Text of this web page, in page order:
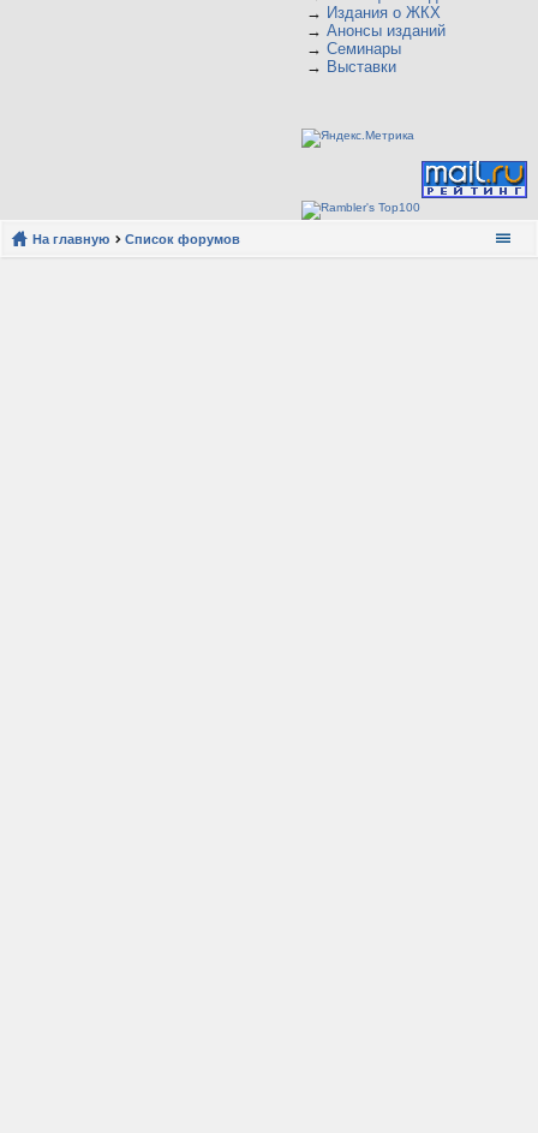
→ Издания о ЖКХ
→ Анонсы изданий
→ Семинары
→ Выставки
На главную Список форумов